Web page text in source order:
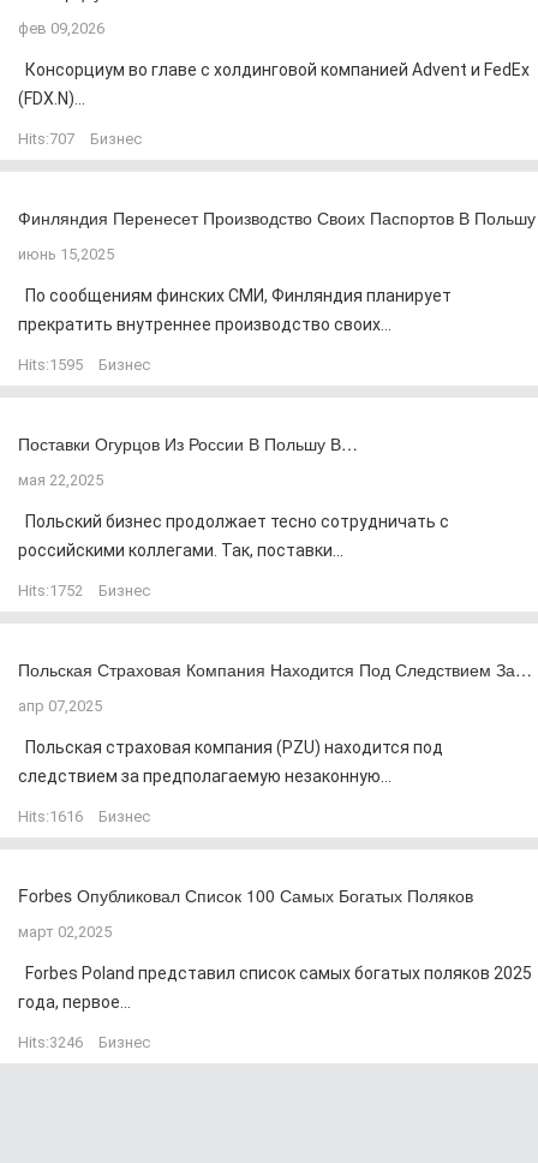
фев 09,2026
Консорциум во главе с холдинговой компанией Advent и FedEx
(FDX.N)...
Hits:707 Бизнес
Финляндия Перенесет Производство Своих Паспортов В Польшу
июнь 15,2025
По сообщениям финских СМИ, Финляндия планирует
прекратить внутреннее производство своих...
Hits:1595 Бизнес
Поставки Огурцов Из России В Польшу В…
мая 22,2025
Польский бизнес продолжает тесно сотрудничать с
российскими коллегами. Так, поставки...
Hits:1752 Бизнес
Польская Страховая Компания Находится Под Следствием За…
апр 07,2025
Польская страховая компания (PZU) находится под
следствием за предполагаемую незаконную...
Hits:1616 Бизнес
Forbes Опубликовал Список 100 Самых Богатых Поляков
март 02,2025
Forbes Poland представил список самых богатых поляков 2025
года, первое...
Hits:3246 Бизнес